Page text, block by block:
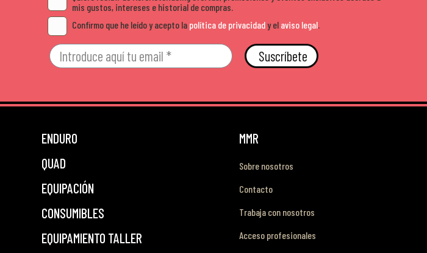
mis gustos, intereses e historial de compras.
Confirmo que he leído y acepto la política de privacidady el aviso legal.
Suscríbete
ENDURO
QUAD
EQUIPACIÓN
CONSUMIBLES
EQUIPAMIENTO TALLER
MMR
Sobre nosotros
Contacto
Trabaja con nosotros
Acceso profesionales